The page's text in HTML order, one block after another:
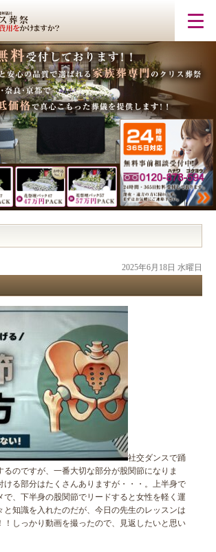
2025年6月18日 水曜日
社交ダンスで踊
るのですが、一番大切な部分が股関節になりま
ける部分はたくさんありますが・・・。上半身で
で、下半身の股関節でリードすると女性を軽く運
と知識を入れたのだが、今日の先生のレッスンは
！しっかり動画を撮ったので、見返したいと思い